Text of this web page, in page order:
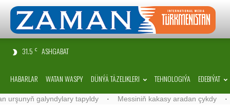
31.5 C ASHGABAT
HABARLAR WATAN WASPY DÜNÝÄ TÄZELIKLERI TEHNOLOGIÝA EDEBIÝAT
galyndylary tapyldy · Messiniň kakasy aradan çykdy ·